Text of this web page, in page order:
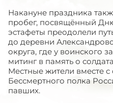
Накануне праздника
пробег, посвящённый
эстафеты преодолели
до деревни
округа, где у воинского
митинг в память о
Местные жители вместе
Бессмертного полка
павших.